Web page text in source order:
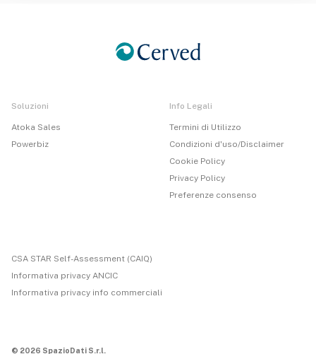
Soluzioni
Atoka Sales
Powerbiz
Info Legali
Termini di Utilizzo
Condizioni d'uso/Disclaimer
Cookie Policy
Privacy Policy
Preferenze consenso
CSA STAR Self-Assessment (CAIQ)
Informativa privacy ANCIC
Informativa privacy info commerciali
© 2026 SpazioDati S.r.l.